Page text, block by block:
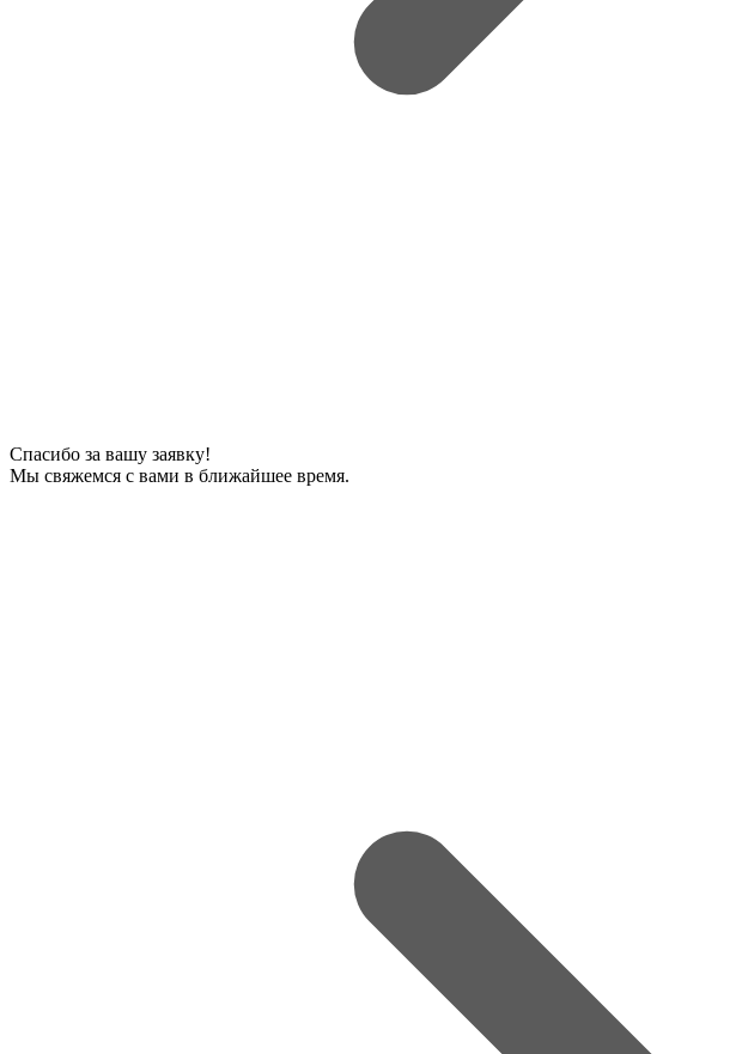
Спасибо за вашу заявку!
Мы свяжемся с вами в ближайшее время.